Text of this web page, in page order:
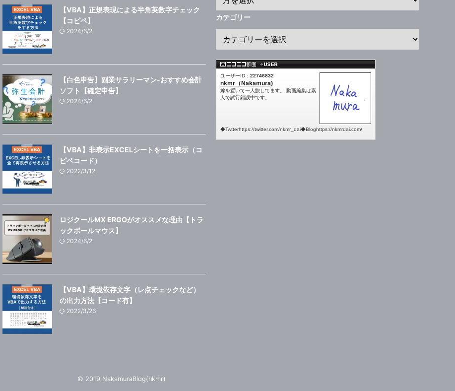
【VBA】正規表現による半角英数字チェック
【コピペ】
2024/6/2
【白色申告】副業サラリーマン-おすすめ会計
ソフト【確定申告】
2024/6/2
【VBA】非表示EXCELシートを一括表示（コ
ピペコード）
2022/3/12
ロジクールMX ERGOがオススメな理由【トラ
ックボールマウス】
2024/6/2
【VBA】環境依存文字（レ点チェックなど）
の出力方法【コード有】
2022/3/26
カテゴリー
© 2019 NakamuraBlog(nkmr)